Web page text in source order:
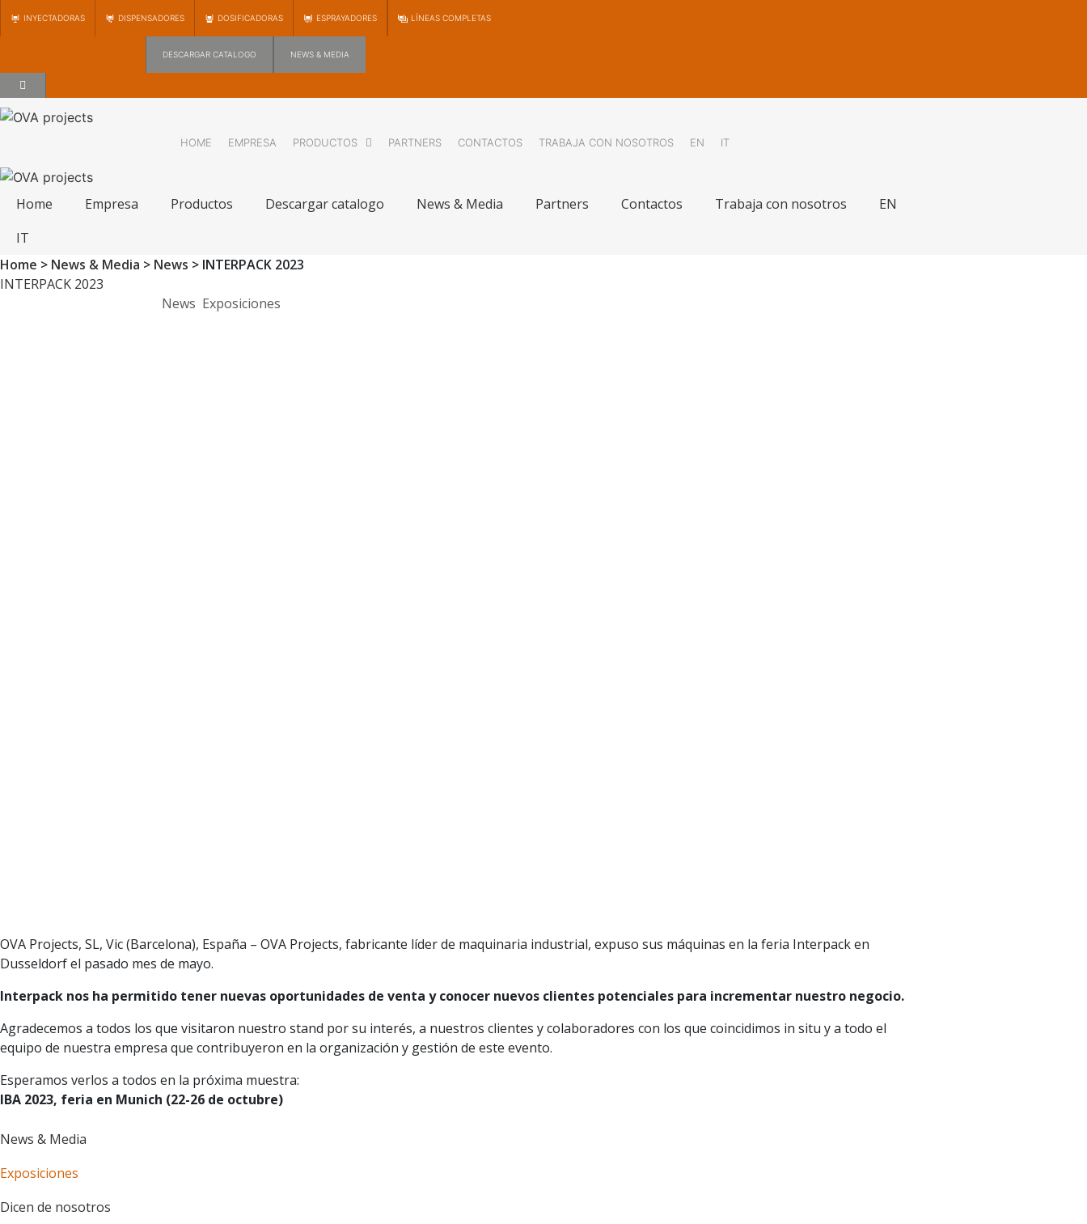
INYECTADORAS DISPENSADORES DOSIFICADORAS ESPRAYADORES LÍNEAS COMPLETAS
DESCARGAR CATALOGO NEWS & MEDIA
HOME EMPRESA PRODUCTOS PARTNERS CONTACTOS TRABAJA CON NOSOTROS EN IT
Home Empresa Productos Descargar catalogo News & Media Partners Contactos Trabaja con nosotros
EN
IT
Home > News & Media > News > INTERPACK 2023
INTERPACK 2023
News Exposiciones
OVA Projects, SL, Vic (Barcelona), España – OVA Projects, fabricante líder de maquinaria industrial, expuso sus máquinas en la feria Interpack en
Dusseldorf el pasado mes de mayo.
Interpack nos ha permitido tener nuevas oportunidades de venta y conocer nuevos clientes potenciales para incrementar nuestro negocio.
Agradecemos a todos los que visitaron nuestro stand por su interés, a nuestros clientes y colaboradores con los que coincidimos in situ y a todo el
equipo de nuestra empresa que contribuyeron en la organización y gestión de este evento.
Esperamos verlos a todos en la próxima muestra:
IBA 2023, feria en Munich (22-26 de octubre)
News & Media
Exposiciones
Dicen de nosotros